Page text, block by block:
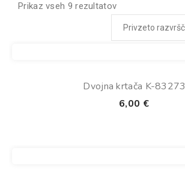
Prikaz vseh 9 rezultatov
Dvojna krtača K-83273
6,00 €